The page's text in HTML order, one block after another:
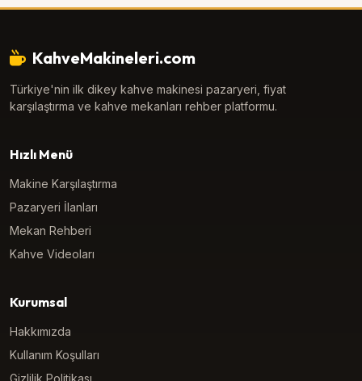
KahveMakineleri.com
Türkiye'nin ilk dikey kahve makinesi pazaryeri, fiyat
karşılaştırma ve kahve mekanları rehber platformu.
Hızlı Menü
Makine Karşılaştırma
Pazaryeri İlanları
Mekan Rehberi
Kahve Videoları
Kurumsal
Hakkımızda
Kullanım Koşulları